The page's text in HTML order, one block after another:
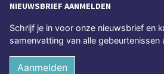
NIEUWSBRIEF AANMELDEN
Schrijf je in voor onze nieuwsbrief en
samenvatting van alle gebeurtenissen
Aanmelden